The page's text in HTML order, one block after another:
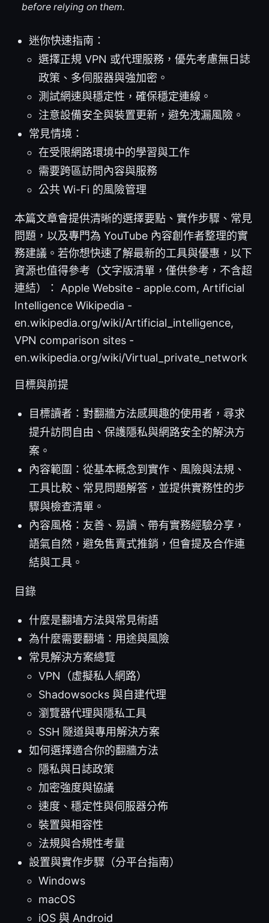
before relying on them.
迷你快速指南：
選擇正規 VPN 或代理服務，優先考慮無日誌
政策、多伺服器與強加密。
測試網速與穩定性，確保穩定連線。
注意設備安全與裝置更新，避免洩漏風險。
常見情境：
在受限網路環境中的學習與工作
需要跨區訪問內容與服務
公共 Wi-Fi 的風險管理
本篇文章會提供清晰的選擇要點、實作步驟、常見
問題，以及專門為 YouTube 內容創作者整理的實
務建議。若你想快速了解最新的工具與優惠，以下
資源也值得參考（文字版清單，僅供參考，不含超
連結）： Apple Website - apple.com, Artificial
Intelligence Wikipedia -
en.wikipedia.org/wiki/Artificial_intelligence,
VPN comparison sites -
en.wikipedia.org/wiki/Virtual_private_network
目標與前提
目標讀者：對翻牆方法感興趣的使用者，尋求
提升訪問自由、保護隱私與網路安全的解決方
案。
內容範圍：從基本概念到實作、風險與法規、
工具比較、常見問題解答，並提供實務性的步
驟與檢查清單。
內容風格：友善、易讀、帶有實務經驗分享，
語氣自然，避免售賣式推銷，但會提及合作連
結與工具。
目錄
什麼是翻墙方法與常見術語
為什麼需要翻墙：用途與風險
常見解決方案總覽
VPN（虛擬私人網路）
Shadowsocks 與自建代理
瀏覽器代理與隱私工具
SSH 隧道與專用解決方案
如何選擇適合你的翻牆方法
隱私與日誌政策
加密強度與協議
速度、穩定性與伺服器分佈
裝置與相容性
法規與合規性考量
設置與實作步驟（分平台指南）
Windows
macOS
iOS 與 Android